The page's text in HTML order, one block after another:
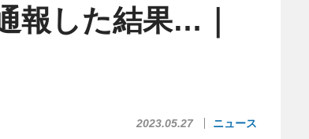
報した結果…｜
2023.05.27 ニュース